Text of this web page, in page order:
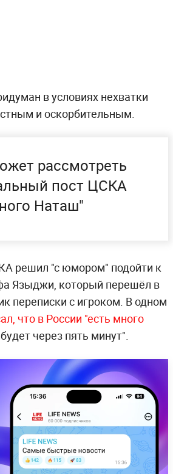
в условиях нехватки
и оскорбительным.
рассмотреть
пост ЦСКА
Наташ"
решил "с юмором" подойти к
Языджи, который перешёл в
переписки с игроком. В одном
что в России "есть много
через пять минут".